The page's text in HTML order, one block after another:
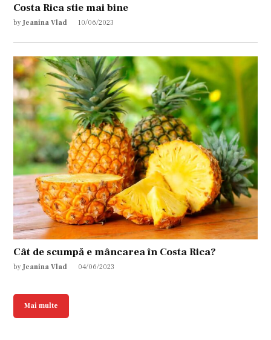
Costa Rica stie mai bine
by Jeanina Vlad 10/06/2023
Cât de scumpă e mâncarea în Costa Rica?
by Jeanina Vlad 04/06/2023
Mai multe